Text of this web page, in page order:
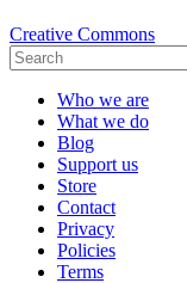
Creative Commons
Who we are
What we do
Blog
Support us
Store
Contact
Privacy
Policies
Terms